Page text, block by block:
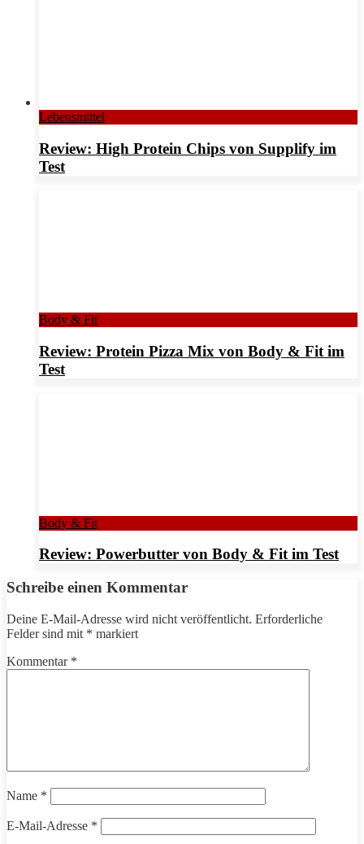
Lebensmittel
Review: High Protein Chips von Supplify im
Test
Body & Fit
Review: Protein Pizza Mix von Body & Fit im
Test
Body & Fit
Review: Powerbutter von Body & Fit im Test
Schreibe einen Kommentar
Deine E-Mail-Adresse wird nicht veröffentlicht. Erforderliche
Felder sind mit * markiert
Kommentar *
Name *
E-Mail-Adresse *